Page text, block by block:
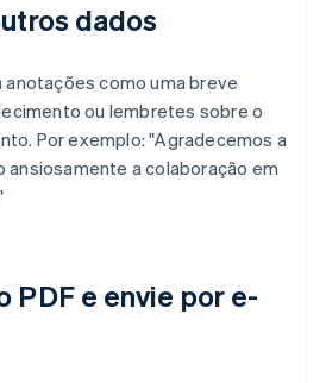
dados
anotações como uma breve
ou lembretes sobre o
Por exemplo: "Agradecemos a
ansiosamente a colaboração em
PDF e envie por e-